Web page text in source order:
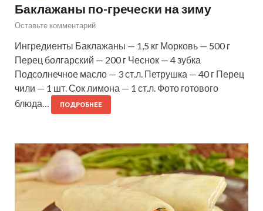
Баклажаны по-гречески на зиму
Оставьте комментарий
Ингредиенты Баклажаны — 1,5 кг Морковь — 500 г
Перец болгарский — 200 г Чеснок — 4 зубка
Подсолнечное масло — 3 ст.л. Петрушка — 40 г Перец
чили — 1 шт. Сок лимона — 1 ст.л. Фото готового
блюда…
ПОДРОБНЕЕ